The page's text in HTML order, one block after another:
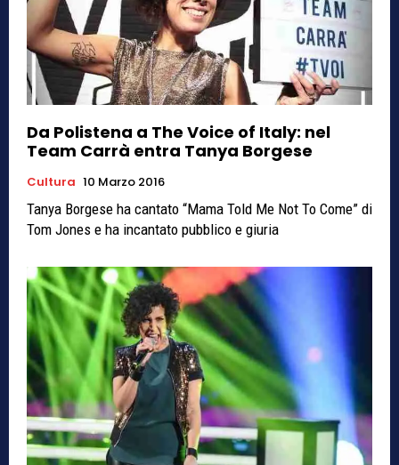
Da Polistena a The Voice of Italy: nel
Team Carrà entra Tanya Borgese
Cultura 10 Marzo 2016
Tanya Borgese ha cantato “Mama Told Me Not To Come” di
Tom Jones e ha incantato pubblico e giuria